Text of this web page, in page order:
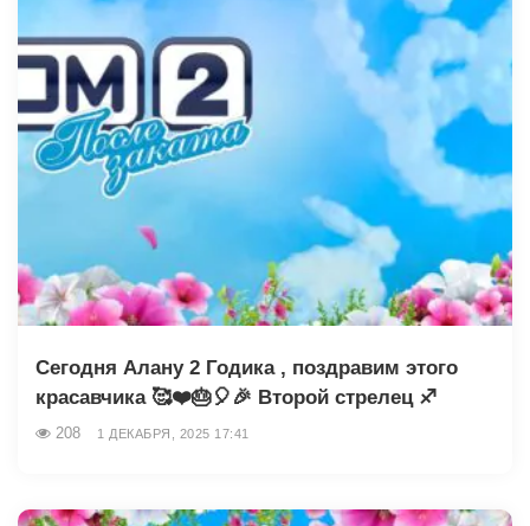
Сегодня Алану 2 Годика , поздравим этого
красавчика 🥰❤️🎂🎈🎉 Второй стрелец ♐️
208 1 ДЕКАБРЯ, 2025 17:41